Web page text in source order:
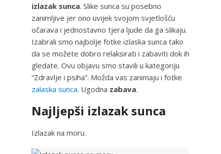
izlazak sunca. Slike sunca su posebno
zanimljive jer ono uvijek svojom svjetlošću
očarava i jednostavno tjera ljude da ga slikaju.
Izabrali smo najbolje fotke izlaska sunca tako
da se možete dobro relaksirati i zabaviti dok ih
gledate. Ovu objavu smo stavili u kategoriju
“Zdravlje i psiha”. Možda vas zanimaju i fotke
zalaska sunca. Ugodna zabava.
Najljepši izlazak sunca
Izlazak na moru.